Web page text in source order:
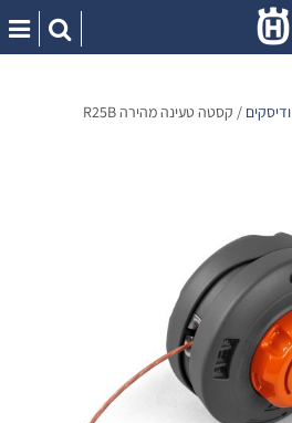
/ קסטה טעינה מהירה R25B